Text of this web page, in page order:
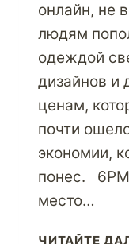
онлайн, не
людям
одеждой
дизайнов и
ценам,
почти
экономии,
понес.
место…
ЧИТАЙТЕ